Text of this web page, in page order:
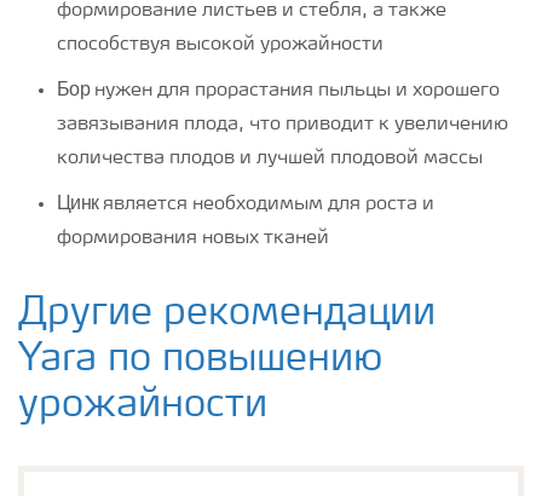
формирование листьев и стебля, а также
способствуя высокой урожайности
Борнужен для прорастания пыльцы и хорошего
завязывания плода, что приводит к увеличению
количества плодов и лучшей плодовой массы
Цинкявляется необходимым для роста и
формирования новых тканей
Другие рекомендации
Yara по повышению
урожайности